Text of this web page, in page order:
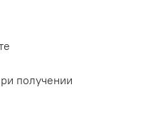
получении